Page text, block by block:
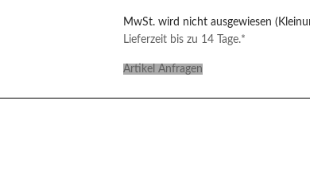
MwSt. wird nicht ausgewiesen
Lieferzeit bis zu 14 Tage.*
Artikel Anfragen